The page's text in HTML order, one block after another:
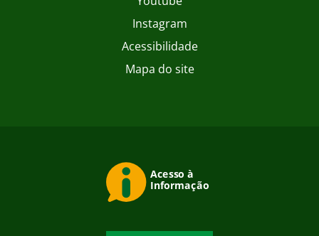
Instagram
Acessibilidade
Mapa do site